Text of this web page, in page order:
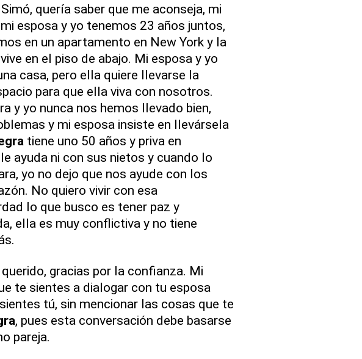
quería saber que me aconseja, mi
esposa y yo tenemos 23 años juntos,
en un apartamento en New York y la
en el piso de abajo. Mi esposa y yo
casa, pero ella quiere llevarse la
para que ella viva con nosotros.
y yo nunca nos hemos llevado bien,
y mi esposa insiste en llevársela
tiene uno 50 años y priva en
ayuda ni con sus nietos y cuando lo
yo no dejo que nos ayude con los
No quiero vivir con esa
lo que busco es tener paz y
ella es muy conflictiva y no tiene
gracias por la confianza. Mi
te sientes a dialogar con tu esposa
tú, sin mencionar las cosas que te
, pues esta conversación debe basarse
pareja.